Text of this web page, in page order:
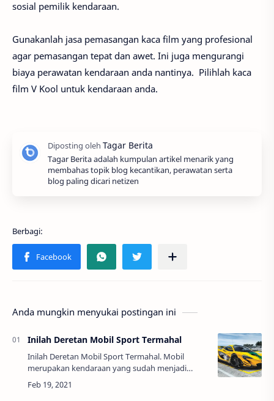
sosial pemilik kendaraan.
Gunakanlah jasa pemasangan kaca film yang profesional
agar pemasangan tepat dan awet. Ini juga mengurangi
biaya perawatan kendaraan anda nantinya. Pilihlah kaca
film V Kool untuk kendaraan anda.
Tagar Berita adalah kumpulan artikel menarik yang
membahas topik blog kecantikan, perawatan serta
blog paling dicari netizen
Anda mungkin menyukai postingan ini
Inilah Deretan Mobil Sport Termahal
Inilah Deretan Mobil Sport Termahal. Mobil
merupakan kendaraan yang sudah menjadi
kebutuhan sekunder banyak orang. Hampir di
setiap rumah sudah terdapat minimal satu buah